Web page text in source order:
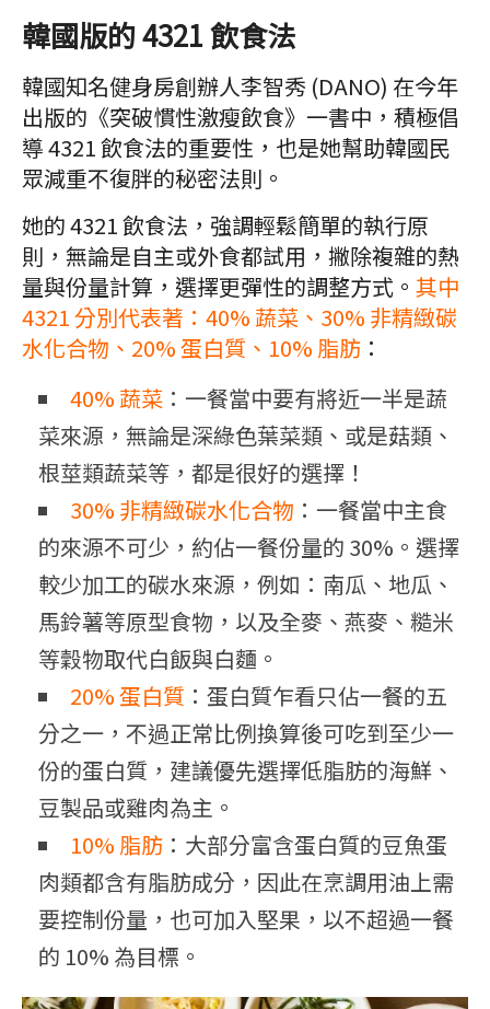
韓國版的 4321 飲食法
韓國知名健身房創辦人李智秀 (DANO) 在今年
出版的《突破慣性激瘦飲食》一書中，積極倡
導 4321 飲食法的重要性，也是她幫助韓國民
眾減重不復胖的秘密法則。
她的 4321 飲食法，強調輕鬆簡單的執行原
則，無論是自主或外食都試用，撇除複雜的熱
量與份量計算，選擇更彈性的調整方式。 其中
4321 分別代表著：40% 蔬菜、30% 非精緻碳
水化合物、20% 蛋白質、10% 脂肪 ：
40% 蔬菜 ：一餐當中要有將近一半是蔬
菜來源，無論是深綠色葉菜類、或是菇類、
根莖類蔬菜等，都是很好的選擇！
30% 非精緻碳水化合物 ：一餐當中主食
的來源不可少，約佔一餐份量的 30%。選擇
較少加工的碳水來源，例如：南瓜、地瓜、
馬鈴薯等原型食物，以及全麥、燕麥、糙米
等穀物取代白飯與白麵。
20% 蛋白質 ：蛋白質乍看只佔一餐的五
分之一，不過正常比例換算後可吃到至少一
份的蛋白質，建議優先選擇低脂肪的海鮮、
豆製品或雞肉為主。
10% 脂肪 ：大部分富含蛋白質的豆魚蛋
肉類都含有脂肪成分，因此在烹調用油上需
要控制份量，也可加入堅果，以不超過一餐
的 10% 為目標。